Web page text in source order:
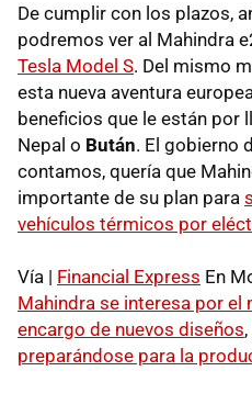
De cumplir con los plazos,
podremos ver al Mahindra
Tesla Model S. Del mismo
esta nueva aventura
beneficios que le están por
Nepal o Bután. El gobierno
contamos, quería que
importante de su plan para
vehículos térmicos por
Vía | Financial Express En
Mahindra se interesa por el
encargo de nuevos diseños,
preparándose para la